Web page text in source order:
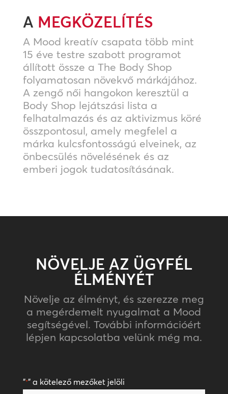
A MEGKÖZELÍTÉS
A Mood kreatív csapata több mint
15 éve testre szabott programot
állított össze a The Body Shop
folyamatosan növekvő márkájához.
A zengő női hangokon keresztül a
Body Shop lejátszási lista a
felhatalmazás és az aktivizmus köré
összpontosul, amely megfelel a
márka kulcsfontosságú elveinek, az
önbecsülés növelésének és az
emberi jogok tudatosításának.
NÖVELJE AZ ÜGYFÉL
ÉLMÉNYÉT
Növelje az élményt, és szerezze meg
a megérdemelt nyugalmat a Mood
segítségével. További információért
lépjen kapcsolatba velünk még ma.
"*" a kötelező mezőket jelöli